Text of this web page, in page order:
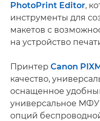
PhotoPrint Editor,
инструменты для
макетов с
на устройство
Принтер Canon
качество,
оснащенное
универсальное
опций